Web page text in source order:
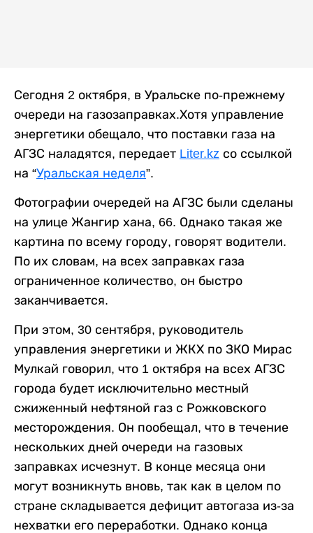
Сегодня 2 октября, в Уральске по-прежнему
очереди на газозаправках.Хотя управление
энергетики обещало, что поставки газа на
АГЗС наладятся, передает Liter.kz со ссылкой
на “Уральская неделя”.
Фотографии очередей на АГЗС были сделаны
на улице Жангир хана, 66. Однако такая же
картина по всему городу, говорят водители.
По их словам, на всех заправках газа
ограниченное количество, он быстро
заканчивается.
При этом, 30 сентября, руководитель
управления энергетики и ЖКХ по ЗКО Мирас
Мулкай говорил, что 1 октября на всех АГЗС
города будет исключительно местный
сжиженный нефтяной газ с Рожковского
месторождения. Он пообещал, что в течение
нескольких дней очереди на газовых
заправках исчезнут. В конце месяца они
могут возникнуть вновь, так как в целом по
стране складывается дефицит автогаза из-за
нехватки его переработки. Однако конца